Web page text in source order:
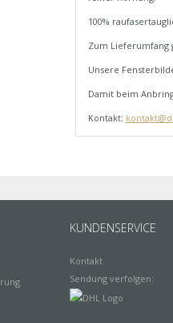
100%
Zum Lieferumfang
Unsere
Damit beim
Kontakt:
KUNDENSERVICE
Kontakt
Sendung verfolgen: